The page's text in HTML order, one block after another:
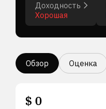
Доходность
Хорошая
Обзор Оценка
$ 0